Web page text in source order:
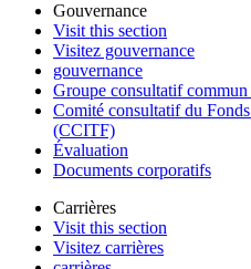
Gouvernance
Visit this section
Visitez gouvernance
gouvernance
Groupe consultatif
Comité consultatif du
(CCITF)
Évaluation
Documents corporatifs
Carrières
Visit this section
Visitez carrières